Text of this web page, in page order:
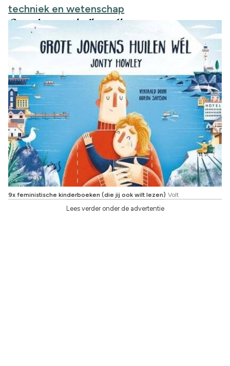
techniek en wetenschap
Grote jongens huilen wél
9x feministische kinderboeken (die jij ook wilt lezen) Volt
Lees verder onder de advertentie